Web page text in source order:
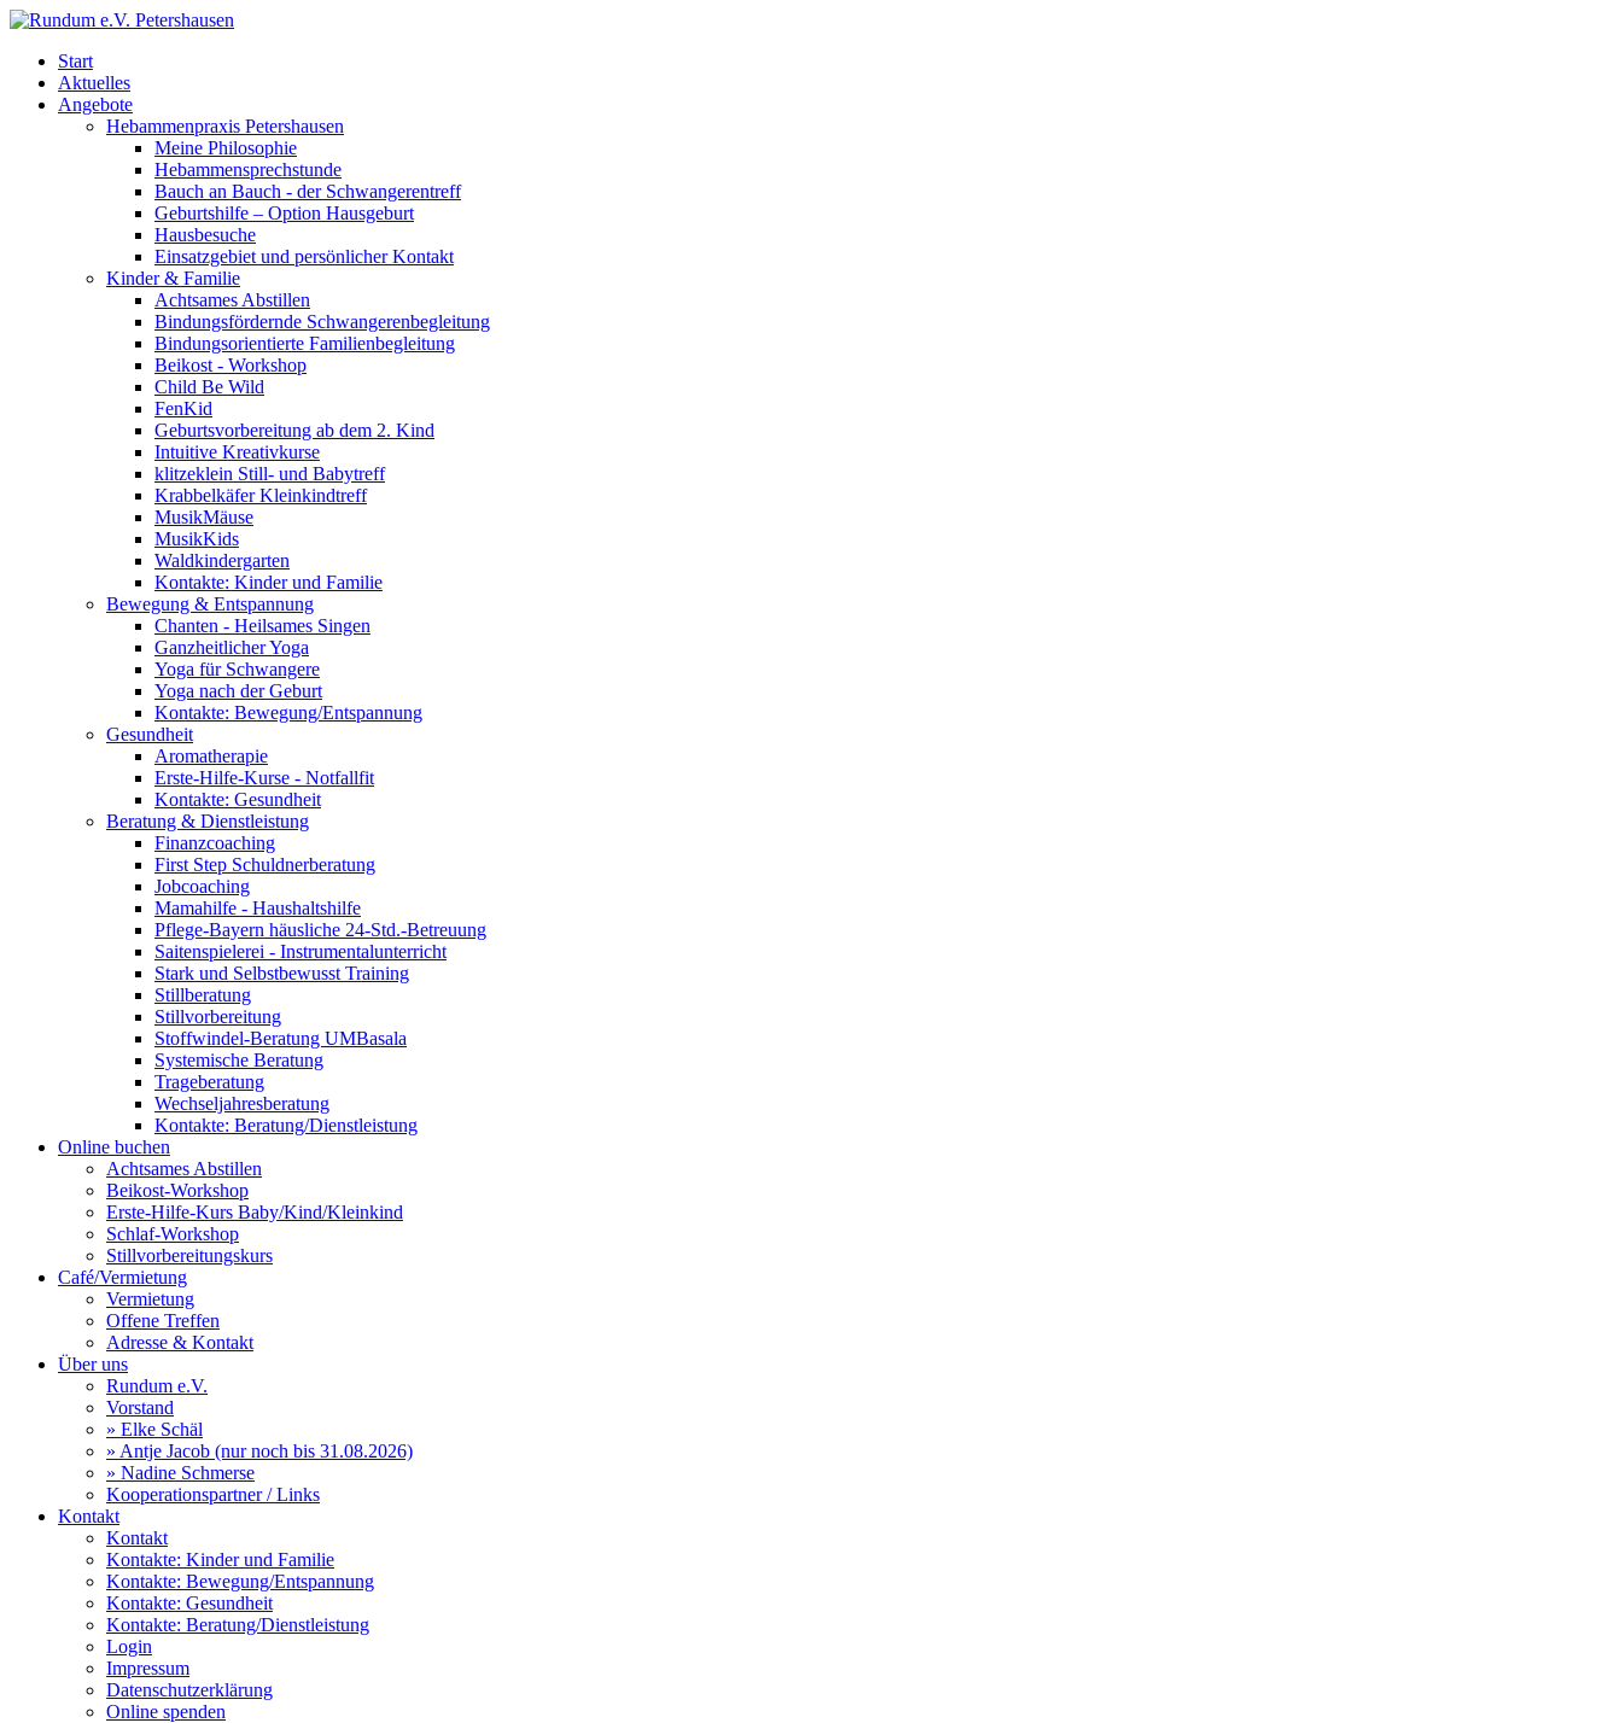
Start
Aktuelles
Angebote
Hebammenpraxis Petershausen
Meine Philosophie
Hebammensprechstunde
Bauch an Bauch - der Schwangerentreff
Geburtshilfe – Option Hausgeburt
Hausbesuche
Einsatzgebiet und persönlicher Kontakt
Kinder & Familie
Achtsames Abstillen
Bindungsfördernde Schwangerenbegleitung
Bindungsorientierte Familienbegleitung
Beikost - Workshop
Child Be Wild
FenKid
Geburtsvorbereitung ab dem 2. Kind
Intuitive Kreativkurse
klitzeklein Still- und Babytreff
Krabbelkäfer Kleinkindtreff
MusikMäuse
MusikKids
Waldkindergarten
Kontakte: Kinder und Familie
Bewegung & Entspannung
Chanten - Heilsames Singen
Ganzheitlicher Yoga
Yoga für Schwangere
Yoga nach der Geburt
Kontakte: Bewegung/Entspannung
Gesundheit
Aromatherapie
Erste-Hilfe-Kurse - Notfallfit
Kontakte: Gesundheit
Beratung & Dienstleistung
Finanzcoaching
First Step Schuldnerberatung
Jobcoaching
Mamahilfe - Haushaltshilfe
Pflege-Bayern häusliche 24-Std.-Betreuung
Saitenspielerei - Instrumentalunterricht
Stark und Selbstbewusst Training
Stillberatung
Stillvorbereitung
Stoffwindel-Beratung UMBasala
Systemische Beratung
Trageberatung
Wechseljahresberatung
Kontakte: Beratung/Dienstleistung
Online buchen
Achtsames Abstillen
Beikost-Workshop
Erste-Hilfe-Kurs Baby/Kind/Kleinkind
Schlaf-Workshop
Stillvorbereitungskurs
Café/Vermietung
Vermietung
Offene Treffen
Adresse & Kontakt
Über uns
Rundum e.V.
Vorstand
» Elke Schäl
» Antje Jacob (nur noch bis 31.08.2026)
» Nadine Schmerse
Kooperationspartner / Links
Kontakt
Kontakt
Kontakte: Kinder und Familie
Kontakte: Bewegung/Entspannung
Kontakte: Gesundheit
Kontakte: Beratung/Dienstleistung
Login
Impressum
Datenschutzerklärung
Online spenden